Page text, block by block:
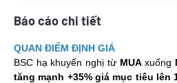
Báo cáo chi tiết
QUAN ĐIỂM ĐỊNH GIÁ
BSC hạ khuyến nghị từ MUAxuống
tăng mạnh +35% giá mục tiêu lên